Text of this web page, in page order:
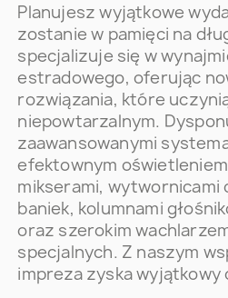
Planujesz wyjątkowe
zostanie w pamięci na
specjalizuje się w
estradowego, oferując
rozwiązania, które
niepowtarzalnym.
zaawansowanymi
efektownym
mikserami,
baniek, kolumnami
oraz szerokim
specjalnych. Z naszym
impreza zyska wyjątkowy